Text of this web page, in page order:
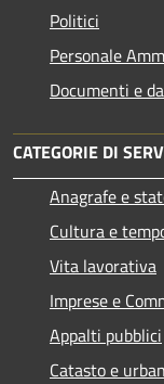
Politici
Personale
Documenti e
CATEGORIE DI
Anagrafe e
Cultura e
Vita lavorativa
Imprese e
Appalti pubblici
Catasto e